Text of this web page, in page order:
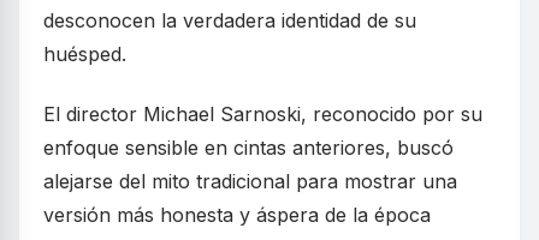
desconocen la verdadera identidad de su
huésped.
El director Michael Sarnoski, reconocido por su
enfoque sensible en cintas anteriores, buscó
alejarse del mito tradicional para mostrar una
versión más honesta y áspera de la época